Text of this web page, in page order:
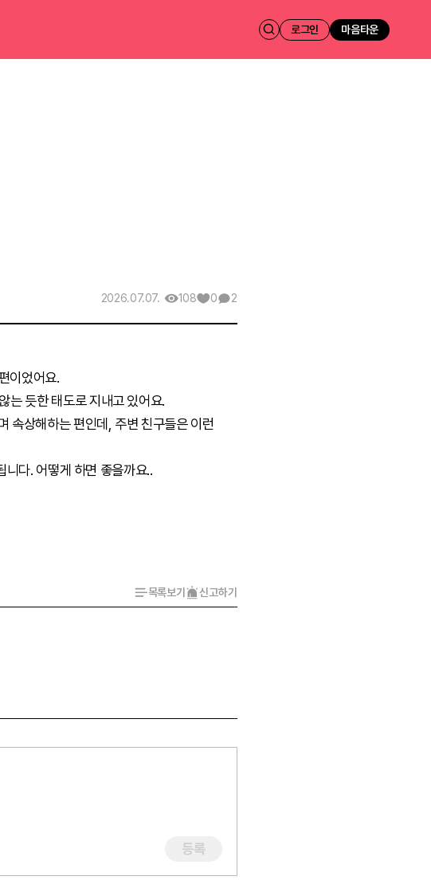
로그인 마음타운
2026.07.07. 108 0 2
이었어요.
는 듯한 태도로 지내고 있어요.
속상해하는 편인데, 주변 친구들은 이런
니다. 어떻게 하면 좋을까요..
목록보기 신고하기
등록